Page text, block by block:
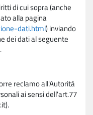
di cui sopra (anche
alla pagina
dati.html) inviando
dei dati al seguente
.
reclamo all'Autorità
ai sensi dell'art.77